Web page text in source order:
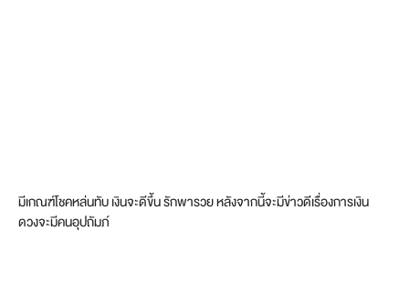
มีเกณฑ์โชคหล่นทับ เงินจะดีขึ้น รักพารวย หลังจากนี้จะมีข่าวดีเรื่องการเงิน
ดวงจะมีคนอุปถัมภ์